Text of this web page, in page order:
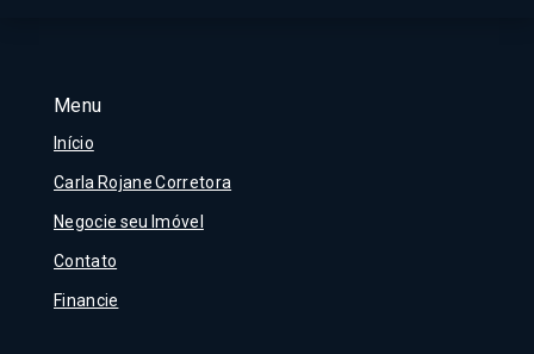
Menu
Início
Carla Rojane Corretora
Negocie seu Imóvel
Contato
Financie